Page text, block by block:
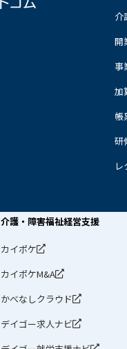
介
開
事
加
帳
研
介護・障害福祉経営支援
カイポケ
カイポケM&A
かべなしクラウド
デイゴー求人ナビ